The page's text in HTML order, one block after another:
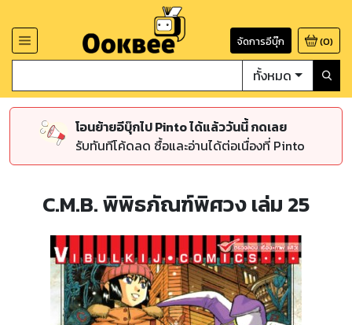
จัดการอีบุ๊ก (0)
ทั้งหมด
โอนย้ายอีบุ๊กไป Pinto ได้แล้ววันนี้ กดเลย
รับทันทีโค้ดลด ซื้อและอ่านได้ต่อเนื่องที่ Pinto
C.M.B. พิพิธภัณฑ์พิศวง เล่ม 25